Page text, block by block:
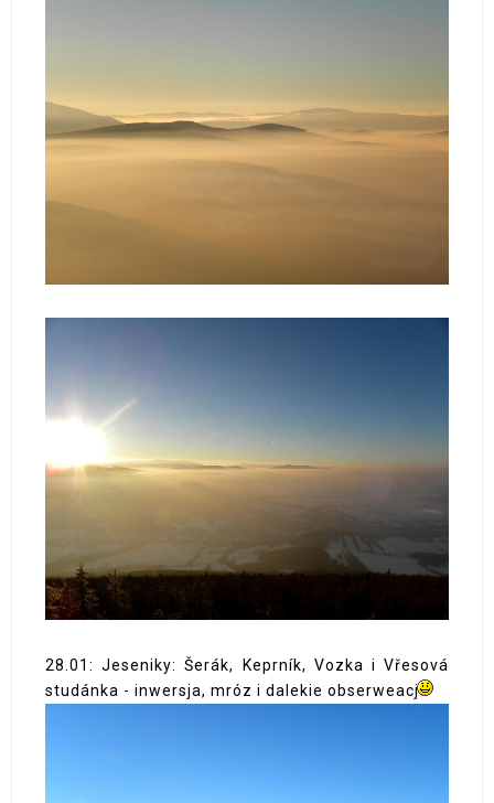
28.01: Jeseniky: Šerák, Keprník, Vozka i Vřesová
studánka - inwersja, mróz i dalekie obserweacje